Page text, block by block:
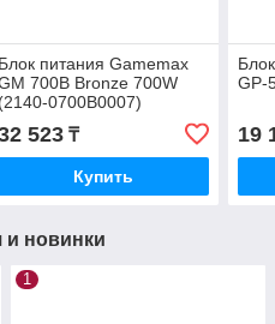
Блок питания Gamemax
700B Bronze 700W
(2140-0700B0007)
523₸
Купить
GP-
19
новинки
1